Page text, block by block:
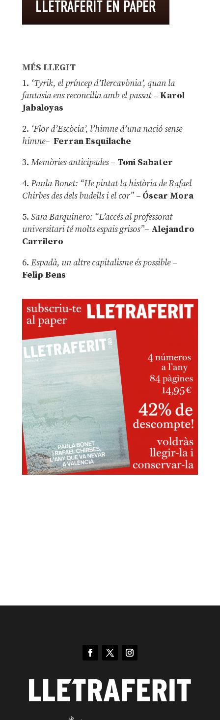
MÉS LLEGIT
1. ‘Tyrik, el príncep d’Ilercavònia’, quan la
fantasia ens reconcilia amb el passat– Karol
Jabaloyas
2. ‘Flor d’Escòcia’, l’himne d’una nació sense
himne– Ferran Esquilache
3. Memòries anticipades– Toni Sabater
4. Paula Bonet: “He pintat la història de Rafael
Chirbes des dels budells i el cor” –Óscar Mora
5. Sara Barquinero: “L’accés al professorat
universitari té molts espais grisos”– Alejandro
Carrilero
6. Espadà, un altre capitalisme és possible –
Felip Bens